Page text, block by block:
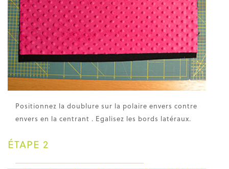
Positionnez la doublure sur la polaire envers contre
envers en la centrant . Egalisez les bords latéraux.
ÉTAPE 2